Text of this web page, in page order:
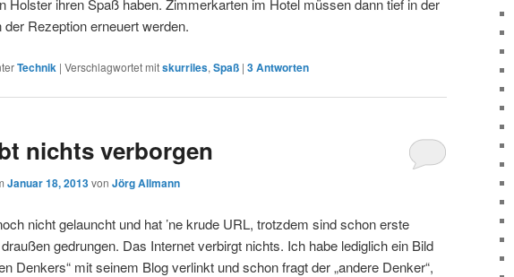
Holster ihren Spaß haben. Zimmerkarten im Hotel müssen dann tief in der
der Rezeption erneuert werden.
Technik | Verschlagwortet mitskurriles, Spaß | 3Antworten
nichts verborgen
Januar 18, 2013von Jörg Allmann
nicht gelauncht und hat ’ne krude URL, trotzdem sind schon erste
gedrungen. Das Internet verbirgt nichts. Ich habe lediglich ein Bild
Denkers“ mit seinem Blog verlinkt und schon fragt der „andere Denker“,